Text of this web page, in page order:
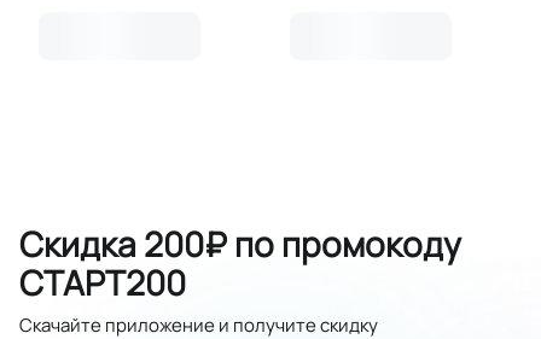
Скидка 200₽ по промокоду
СТАРТ200
Скачайте приложение и получите скидку